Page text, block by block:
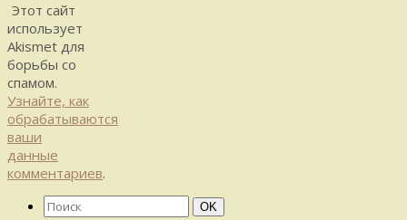
Этот сайт
использует
Akismet для
борьбы со
спамом.
Узнайте, как
обрабатываются
ваши
данные
комментариев.
Найти:
Поиск
OK